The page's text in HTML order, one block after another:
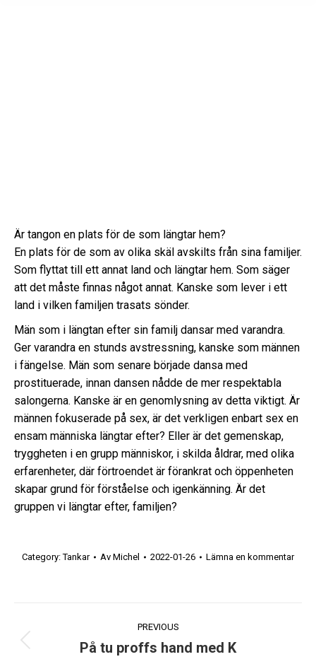
Är tangon en plats för de som längtar hem?
En plats för de som av olika skäl avskilts från sina familjer.
Som flyttat till ett annat land och längtar hem. Som säger
att det måste finnas något annat. Kanske som lever i ett
land i vilken familjen trasats sönder.
Män som i längtan efter sin familj dansar med varandra.
Ger varandra en stunds avstressning, kanske som männen
i fängelse. Män som senare började dansa med
prostituerade, innan dansen nådde de mer respektabla
salongerna. Kanske är en genomlysning av detta viktigt. Är
männen fokuserade på sex, är det verkligen enbart sex en
ensam människa längtar efter? Eller är det gemenskap,
tryggheten i en grupp människor, i skilda åldrar, med olika
erfarenheter, där förtroendet är förankrat och öppenheten
skapar grund för förståelse och igenkänning. Är det
gruppen vi längtar efter, familjen?
Category:Tankar Av Michel 2022-01-26 Lämna en kommentar
navigation
PREVIOUS
Previous
På tu proffs hand med K